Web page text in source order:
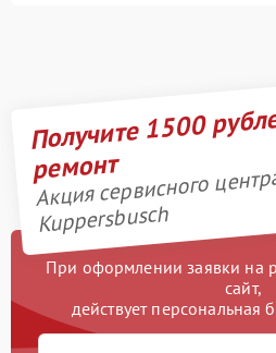
Получите 1500
ремонт
Акция сервисного
Kuppersbusch
При оформлении заявки на
сайт,
действует персональная